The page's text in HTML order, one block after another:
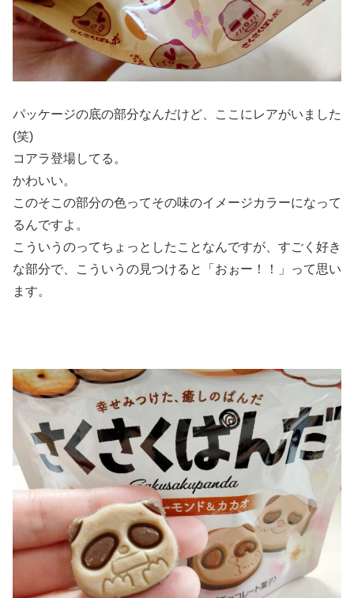
パッケージの底の部分なんだけど、ここにレアがいました
(笑)
コアラ登場してる。
かわいい。
このそこの部分の色ってその味のイメージカラーになって
るんですよ。
こういうのってちょっとしたことなんですが、すごく好き
な部分で、こういうの見つけると「おぉー！！」って思い
ます。